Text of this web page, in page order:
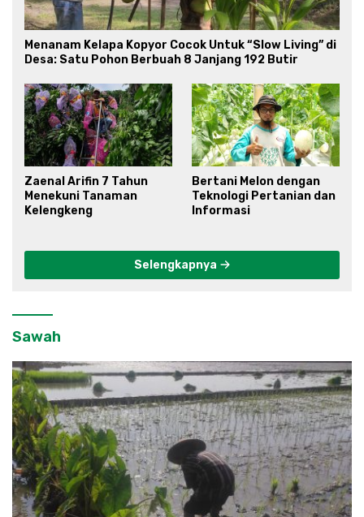
Menanam Kelapa Kopyor Cocok Untuk “Slow Living” di
Desa: Satu Pohon Berbuah 8 Janjang 192 Butir
Zaenal Arifin 7 Tahun
Menekuni Tanaman
Kelengkeng
Bertani Melon dengan
Teknologi Pertanian dan
Informasi
Selengkapnya
Sawah